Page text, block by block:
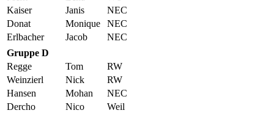
Kaiser
Janis
NEC
Donat
Monique
NEC
Erlbacher
Jacob
NEC
Gruppe D
Regge
Tom
RW
Weinzierl
Nick
RW
Hansen
Mohan
NEC
Dercho
Nico
Weil